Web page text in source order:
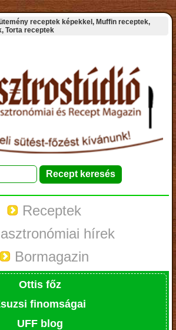
receptek képekkel, Muffin receptek,
Torta receptek
Receptek
hírek
Bormagazin
Ottis főz
finomságai
UFF blog